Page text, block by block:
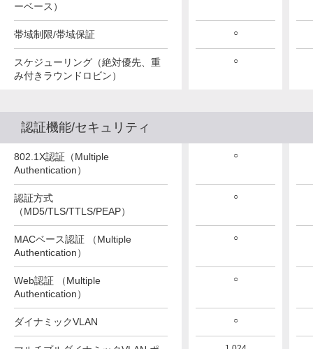
ーベース）
帯域制限/帯域保証
スケジューリング（絶対優先、重
み付きラウンドロビン）
○
○ ○
○
○
認証機能/セキュリティ
802.1X認証（Multiple
Authentication）
認証方式
（MD5/TLS/TTLS/PEAP）
MACベース認証 （Multiple
Authentication）
Web認証 （Multiple
Authentication）
ダイナミックVLAN
○
○
○
○
○
○
○
○
○
○